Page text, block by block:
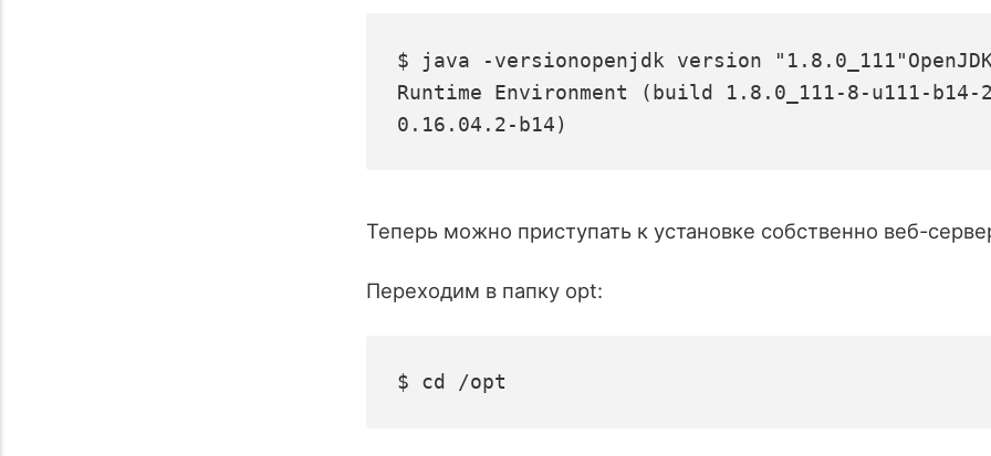
$ java -versionopenjdk version "1.8.0_111"
Runtime Environment (build 1.8.0_111-8-u111-b14-
0.16.04.2-b14)
Теперь можно приступать к установке собственно веб-
Переходим в папку opt:
$ cd /opt